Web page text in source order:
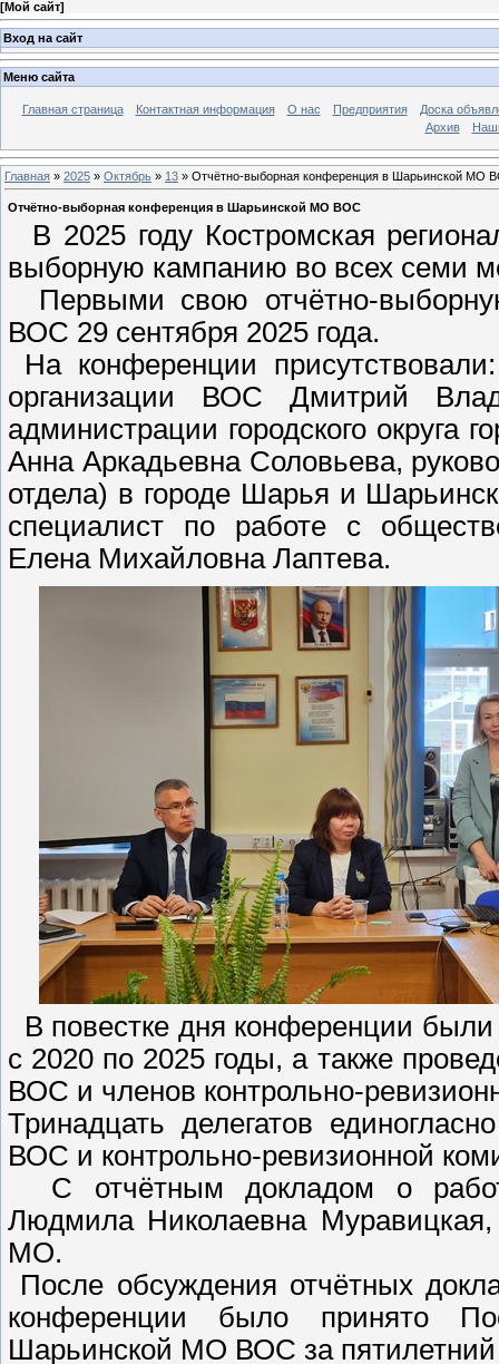
[Мой сайт]
Вход на сайт
Меню сайта
Главная страница Контактная информация О нас Предприятия
Доска
Архив
Главная » 2025 » Октябрь » 13 » Отчётно-выборная конференция в Шарьинской МО
Отчётно-выборная конференция в Шарьинской МО ВОС
В 2025 году Костромская
выборную кампанию во всех семи
Первыми свою отчётно-
ВОС 29 сентября 2025 года.
На конференции
организации ВОС Дмитрий
администрации городского округа
Анна Аркадьевна Соловьева,
отдела) в городе Шарья и
специалист по работе с
Елена Михайловна Лаптева.
В повестке дня конференции
с 2020 по 2025 годы, а также
ВОС и членов контрольно-
Тринадцать делегатов
ВОС и контрольно-ревизионной
С отчётным докладом о
Людмила Николаевна
МО.
После обсуждения отчётных
конференции было принято
Шарьинской МО ВОС за пятилетний